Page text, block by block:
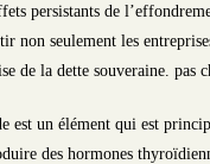
persistants de
non seulement les
de la dette souveraine. pas
est un élément qui est
des hormones